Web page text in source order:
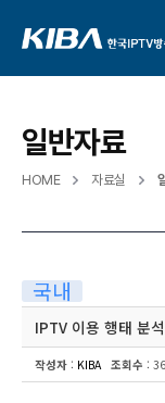
일반자료
HOME 자료실
국내
IPTV 이용 행태 분석
작성자 : KIBA 조회수 :